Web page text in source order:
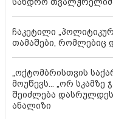
სანდრო
ჩაკეტილი
თამაშები, რომლებიც
„ოქტომბრისთვის
მოუწევს... „ორ
შეიძლება
ანალიზი